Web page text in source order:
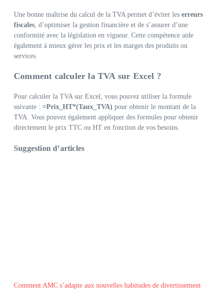
Une bonne maîtrise du calcul de la TVA permet d’éviter les erreurs
fiscales, d’optimiser la gestion financière et de s’assurer d’une
conformité avec la législation en vigueur. Cette compétence aide
également à mieux gérer les prix et les marges des produits ou
services.
Comment calculer la TVA sur Excel ?
Pour calculer la TVA sur Excel, vous pouvez utiliser la formule
suivante : =Prix_HT*(Taux_TVA) pour obtenir le montant de la
TVA. Vous pouvez également appliquer des formules pour obtenir
directement le prix TTC ou HT en fonction de vos besoins.
Suggestion d’articles
Comment AMC s’adapte aux nouvelles habitudes de divertissement